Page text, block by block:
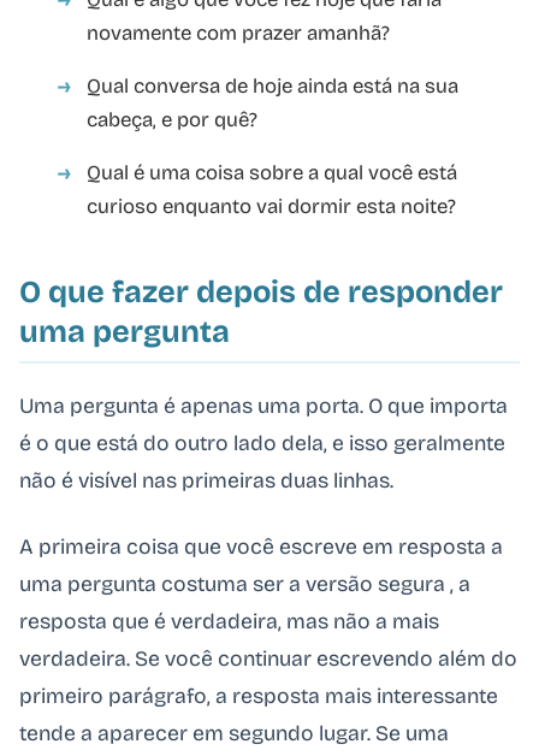
novamente com prazer amanhã?
Qual conversa de hoje ainda está na sua
cabeça, e por quê?
Qual é uma coisa sobre a qual você está
curioso enquanto vai dormir esta noite?
O que fazer depois de responder
uma pergunta
Uma pergunta é apenas uma porta. O que importa
é o que está do outro lado dela, e isso geralmente
não é visível nas primeiras duas linhas.
A primeira coisa que você escreve em resposta a
uma pergunta costuma ser a versão segura , a
resposta que é verdadeira, mas não a mais
verdadeira. Se você continuar escrevendo além do
primeiro parágrafo, a resposta mais interessante
tende a aparecer em segundo lugar. Se uma